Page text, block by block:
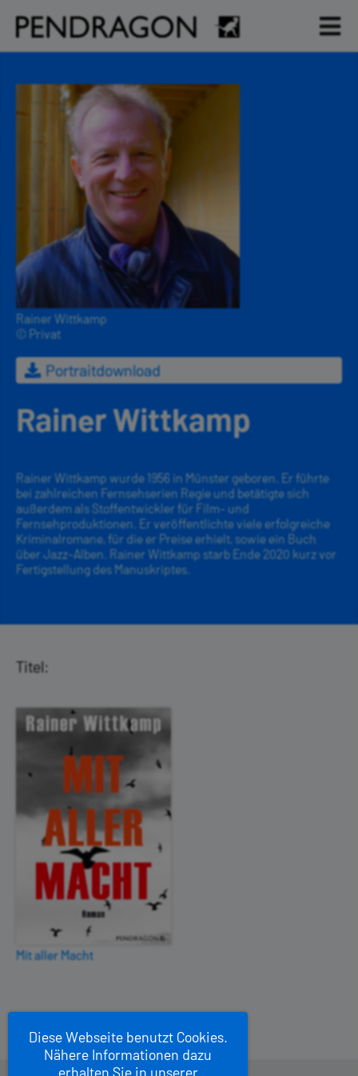
Diese Webseite benutzt Cookies.
Nähere Informationen dazu
erhalten Sie in unserer
Rainer Wittkamp
© Privat
Portraitdownload
Rainer Wittkamp
Rainer Wittkamp wurde 1956 in Münster geboren. Er führte
bei zahlreichen Fernsehserien Regie und betätigte sich
außerdem als Stoffentwickler für Film- und
Fernsehproduktionen. Er veröffentlichte viele erfolgreiche
Kriminalromane, für die er Preise erhielt, sowie ein Buch
über Jazz-Alben. Rainer Wittkamp starb Ende 2020 kurz vor
Fertigstellung des Manuskriptes.
Titel:
Mit aller Macht